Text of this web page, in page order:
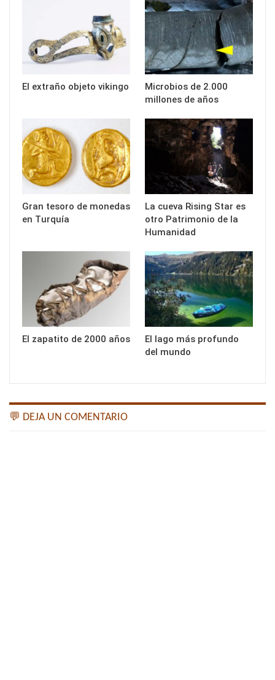
El extraño objeto vikingo
Microbios de 2.000
millones de años
Gran tesoro de monedas
en Turquía
La cueva Rising Star es
otro Patrimonio de la
Humanidad
El zapatito de 2000 años
El lago más profundo
del mundo
💬 DEJA UN COMENTARIO